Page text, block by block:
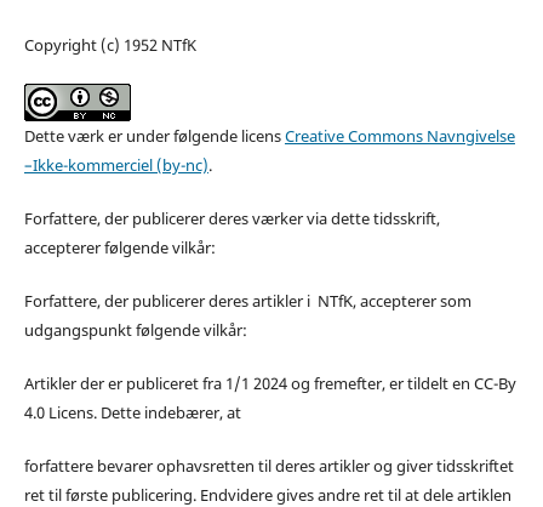
Copyright (c) 1952 NTfK
Dette værk er under følgende licensCreative Commons Navngivelse
–Ikke-kommerciel (by-nc).
Forfattere, der publicerer deres værker via dette tidsskrift,
accepterer følgende vilkår:
Forfattere, der publicerer deres artikler i NTfK, accepterer som
udgangspunkt følgende vilkår:
Artikler der er publiceret fra 1/1 2024 og fremefter, er tildelt en CC-By
4.0 Licens. Dette indebærer, at
forfattere bevarer ophavsretten til deres artikler og giver tidsskriftet
ret til første publicering. Endvidere gives andre ret til at dele artiklen